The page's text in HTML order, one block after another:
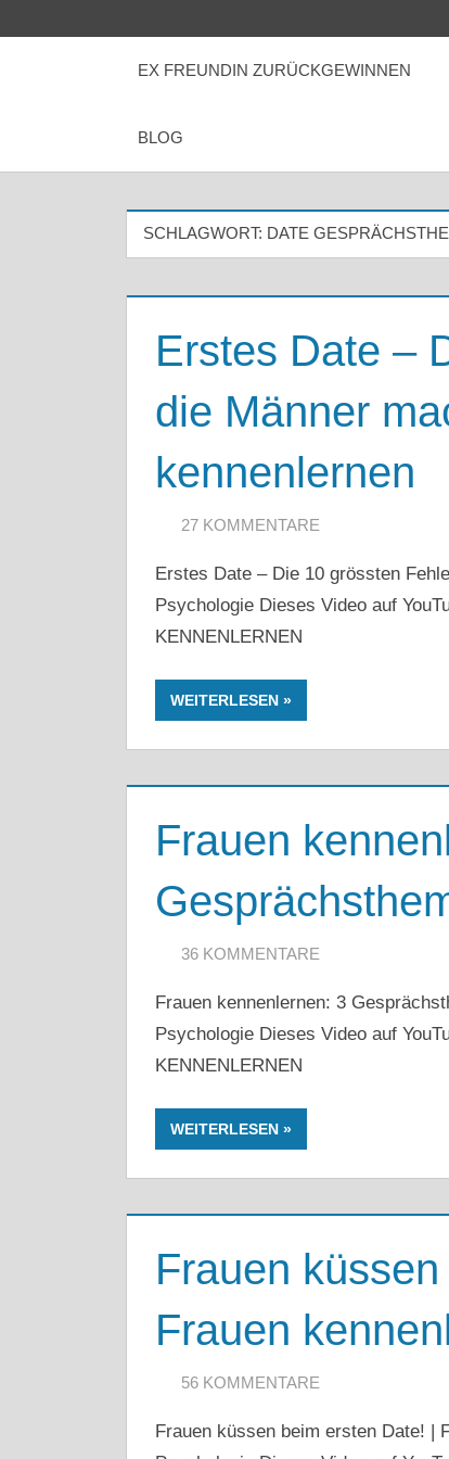
EX FREUNDIN ZURÜCKGEWINNEN
BLOG
SCHLAGWORT: DATE
Erstes Date –
die Männer
kennenlernen
2. JANUAR 2020
ARTKOLMAI@GMAIL.COM
27 KOMMENTARE
Erstes Date – Die 10 grössten
Psychologie Dieses Video auf
KENNENLERNEN
WEITERLESEN
Frauen
8. SEPTEMBER 2019
ARTKOLMAI@GMAIL.COM
36 KOMMENTARE
Frauen kennenlernen: 3
Psychologie Dieses Video auf
KENNENLERNEN
WEITERLESEN
Frauen
Frauen
26. AUGUST 2019
ARTKOLMAI@GMAIL.COM
56 KOMMENTARE
Frauen küssen beim ersten Date! |